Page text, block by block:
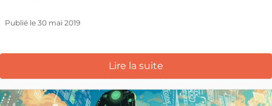
Publié le 30 mai 2019
Lire la suite